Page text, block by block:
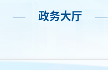
—— 政务大厅 ——